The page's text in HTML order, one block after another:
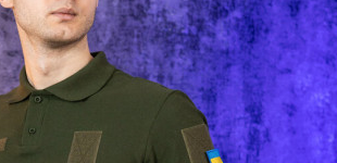
Лосини
Джинси
КОМПЛЕКТИ
Куртка й штани
Тактичні
Тактичні
ТЕРМО-
ФУТБОЛКИ